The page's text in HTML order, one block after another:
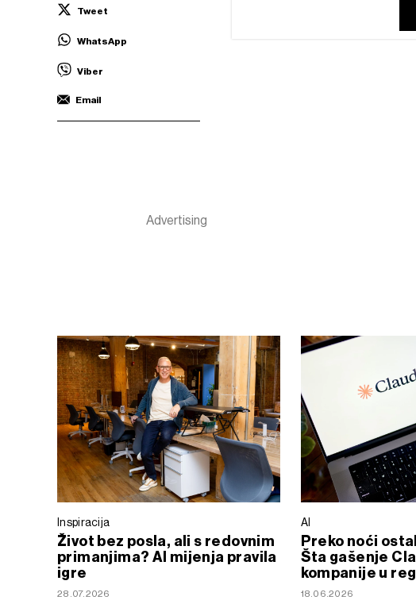
Tweet
WhatsApp
Viber
Email
Inspiracija
Život bez posla, ali s redovnim
primanjima? AI mijenja pravila
igre
28.07.2026
AI
Preko noći
Šta gašenje
kompanije u
18.06.2026